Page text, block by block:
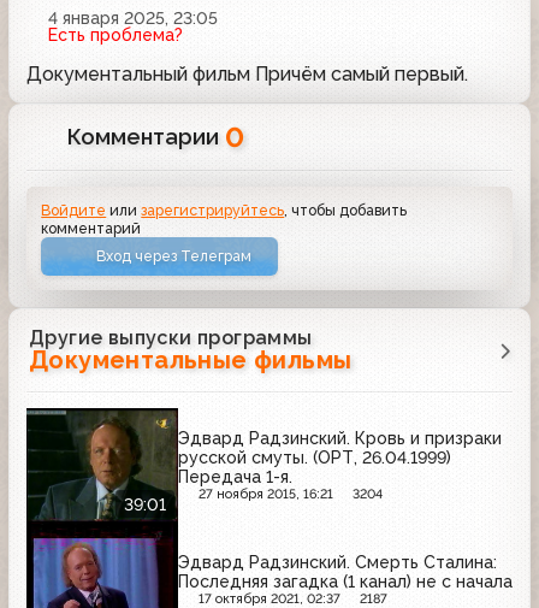
4 января 2025, 23:05
Есть проблема?
Документальный фильм Причём самый первый.
Комментарии 0
Войдите илизарегистрируйтесь , чтобы добавить
комментарий
Вход через Телеграм
Другие выпуски программы
Документальные фильмы
39:01
Эдвард Радзинский. Кровь и призраки
русской смуты. (ОРТ, 26.04.1999)
Передача 1-я.
27 ноября 2015, 16:21 3204
Эдвард Радзинский. Смерть Сталина:
Последняя загадка (1 канал) не с начала
17 октября 2021, 02:37 2187